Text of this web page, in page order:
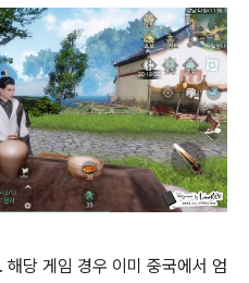
당 게임 경우 이미 중국에서 엄